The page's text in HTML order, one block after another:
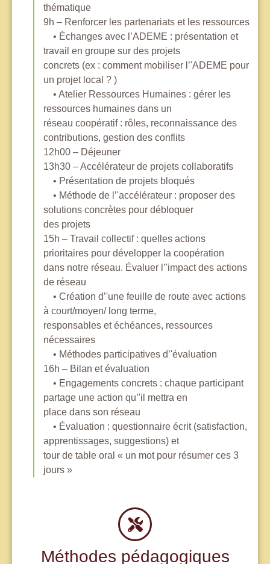
thématique
9h – Renforcer les partenariats et les ressources
• Échanges avec l’ADEME : présentation et
travail en groupe sur des projets
concrets (ex : comment mobiliser l’'ADEME pour
un projet local ? )
• Atelier Ressources Humaines : gérer les
ressources humaines dans un
réseau coopératif : rôles, reconnaissance des
contributions, gestion des conflits
12h00 – Déjeuner
13h30 – Accélérateur de projets collaboratifs
• Présentation de projets bloqués
• Méthode de l’'accélérateur : proposer des
solutions concrètes pour débloquer
des projets
15h – Travail collectif : quelles actions
prioritaires pour développer la coopération
dans notre réseau. Évaluer l’'impact des actions
de réseau
• Création d’'une feuille de route avec actions
à court/moyen/ long terme,
responsables et échéances, ressources
nécessaires
• Méthodes participatives d’'évaluation
16h – Bilan et évaluation
• Engagements concrets : chaque participant
partage une action qu’'il mettra en
place dans son réseau
• Évaluation : questionnaire écrit (satisfaction,
apprentissages, suggestions) et
tour de table oral « un mot pour résumer ces 3
jours »
Méthodes pédagogiques